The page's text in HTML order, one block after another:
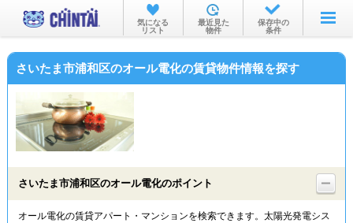
お部屋を探す
沿線・駅から
物件特集から
気になる
リスト
最近見た
物件
保存中の
条件
さいたま市浦和区のオール電化の賃貸物件情報を探す
さいたま市浦和区のオール電化のポイント
オール電化の賃貸アパート・マンションを検索できます。太陽光発電シス